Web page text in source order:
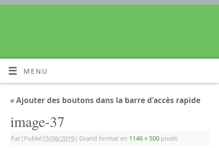
MENU
«Ajouter des boutons dans la barre d'accès rapide
image-37
Par| Publié15/08/2019| Grand format en 1146 × 500 pixels